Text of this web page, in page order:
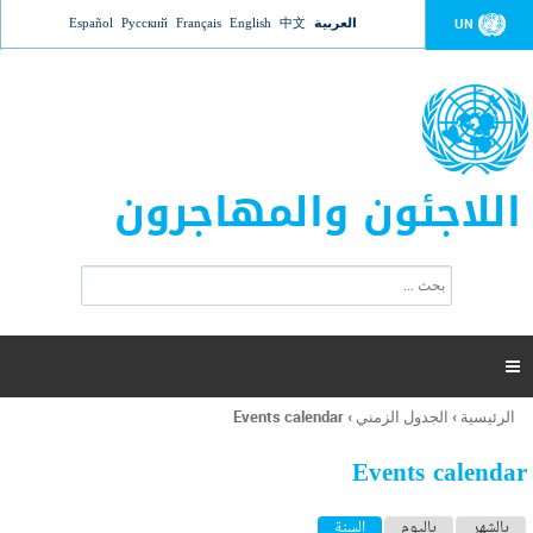
Jump to navigation UN العربية 中文
English
Français
Русский
Español
اللاجئون والمهاجرون
ت
ر
ل
ح
ب

أنت
هنا
الرئيسية › الجدول الزمني ›
Events calendar
Events calendar